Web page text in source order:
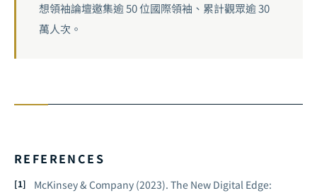
想領袖論壇邀集逾 50 位國際領袖、累計觀眾逾 30
萬人次。
REFERENCES
McKinsey & Company (2023). The New Digital Edge: